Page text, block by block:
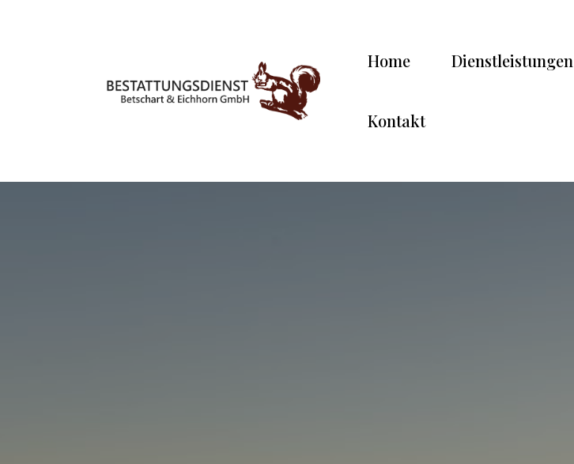
Home Dienstleistungen
Kontakt